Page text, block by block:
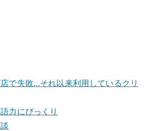
で失敗…それ以来利用しているクリ
力にびっくり